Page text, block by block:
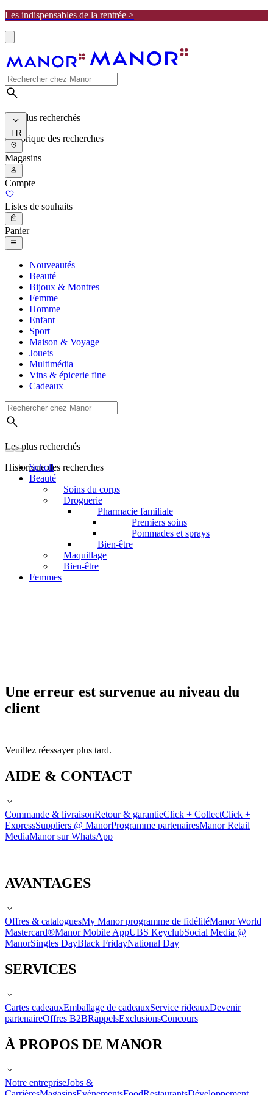
Les indispensables de la rentrée >
Les plus recherchés
Historique des recherches
FR
Magasins
Compte
Listes de souhaits
Panier
Nouveautés
Beauté
Bijoux & Montres
Femme
Homme
Enfant
Sport
Maison & Voyage
Jouets
Multimédia
Vins & épicerie fine
Cadeaux
Les plus recherchés
Historique des recherches
Scholl
Beauté
Soins du corps
Droguerie
Pharmacie familiale
Premiers soins
Pommades et sprays
Bien-être
Maquillage
Bien-être
Femmes
Une erreur est survenue au niveau du
client
Veuillez réessayer plus tard.
AIDE & CONTACT
Commande & livraisonRetour & garantieClick + CollectClick +
ExpressSuppliers @ ManorProgramme partenairesManor Retail
MediaManor sur WhatsApp
AVANTAGES
Offres & cataloguesMy Manor programme de fidélitéManor World
Mastercard®Manor Mobile AppUBS KeyclubSocial Media @
ManorSingles DayBlack FridayNational Day
SERVICES
Cartes cadeauxEmballage de cadeauxService rideauxDevenir
partenaireOffres B2BRappelsExclusionsConcours
À PROPOS DE MANOR
Notre entrepriseJobs &